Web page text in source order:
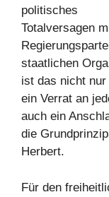
politisches
Totalversagen
staatlichen
ist das nicht nur
ein Verrat an
auch ein
die
Herbert.
Für den